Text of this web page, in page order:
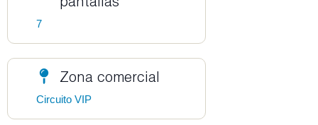
7
Zona comercial
Circuito VIP